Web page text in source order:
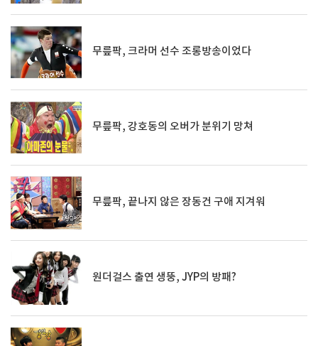
무릎팍, 크라머 선수 조롱방송이었다
무릎팍, 강호동의 오버가 분위기 망쳐
무릎팍, 끝나지 않은 장동건 구애 지겨워
원더걸스 출연 생뚱, JYP의 방패?